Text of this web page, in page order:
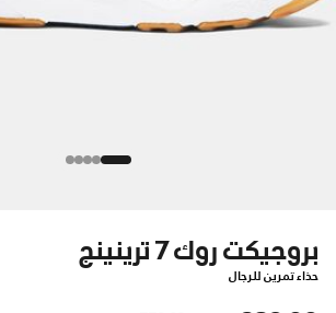
بروجيكت روك 7 ترينينج
حذاء تمرين للرجال